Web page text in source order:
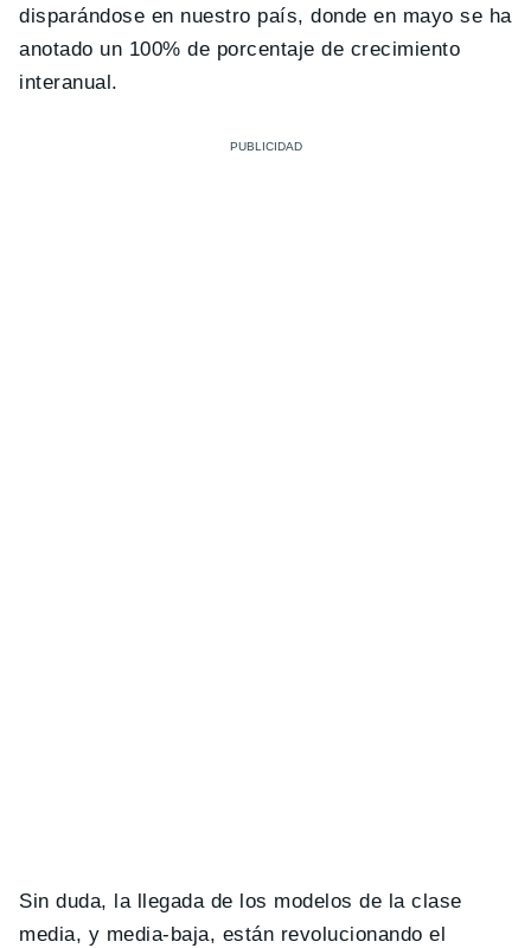
disparándose en nuestro país, donde en mayo se ha
anotado un 100% de porcentaje de crecimiento
interanual.
Sin duda, la llegada de los modelos de la clase
media, y media-baja, están revolucionando el